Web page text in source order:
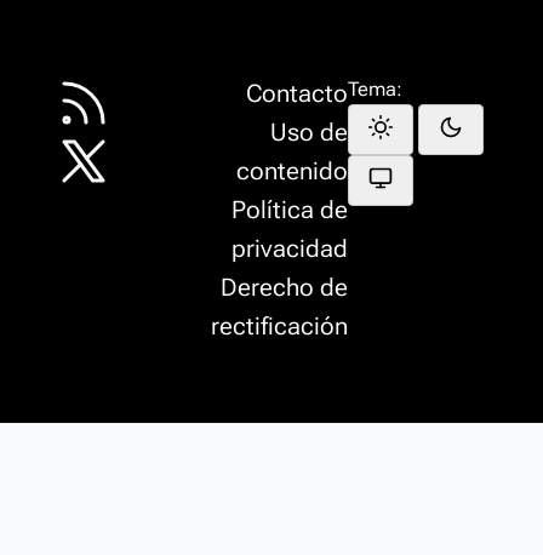
Contacto
Uso de
contenido
Política de
privacidad
Derecho de
rectificación
Tema: